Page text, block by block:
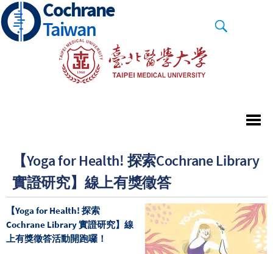
Skip
to
main
Cochrane
Taiwan
【Yoga for Health! 探索Cochrane Library
實證研究】線上有獎徵答
【Yoga for Health! 探索
Cochrane Library 實證研究】線
上有獎徵答活動開跑囉！